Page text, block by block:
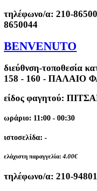
τηλέφωνο/α: 210-
8650044
BENVENUTO
διεύθνση-τοποθεσία
158 - 160 - ΠΑΛΑΙΟ
είδος φαγητού:
ωράριο: 11:00 - 00:30
ιστοσελίδα: -
ελάχιστη παραγγελία: 4.00€
τηλέφωνο/α: 210-